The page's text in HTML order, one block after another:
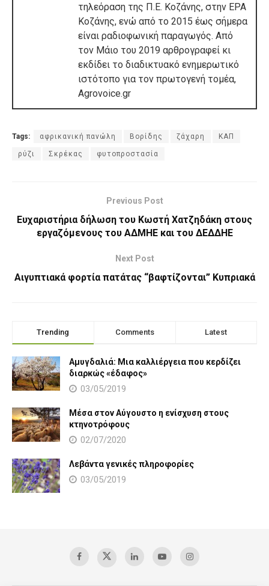
τηλεόραση της Π.Ε. Κοζάνης, στην ΕΡΑ
Κοζάνης, ενώ από το 2015 έως σήμερα
είναι ραδιοφωνική παραγωγός. Από
τον Μάιο του 2019 αρθρογραφεί κι
εκδίδει το διαδικτυακό ενημερωτικό
ιστότοπο για τον πρωτογενή τομέα,
Agrovoice.gr
Tags: αφρικανική πανώλη Βορίδης ζάχαρη ΚΑΠ
ρύζι Σκρέκας φυτοπροστασία
Previous Post
Ευχαριστήρια δήλωση του Κωστή Χατζηδάκη στους
εργαζόμενους του ΑΔΜΗΕ και του ΔΕΔΔΗΕ
Next Post
Αιγυπτιακά φορτία πατάτας “βαφτίζονται” Κυπριακά
Trending Comments Latest
Αμυγδαλιά: Μια καλλιέργεια που κερδίζει
διαρκώς «έδαφος»
03/05/2019
Μέσα στον Αύγουστο η ενίσχυση στους
κτηνοτρόφους
02/07/2020
Λεβάντα γενικές πληροφορίες
03/05/2019